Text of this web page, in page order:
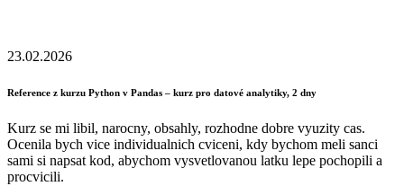
23.02.2026
Reference z kurzu Python v Pandas – kurz pro datové analytiky, 2 dny
Kurz se mi libil, narocny, obsahly, rozhodne dobre vyuzity cas.
Ocenila bych vice individualnich cviceni, kdy bychom meli sanci
sami si napsat kod, abychom vysvetlovanou latku lepe pochopili a
procvicili.